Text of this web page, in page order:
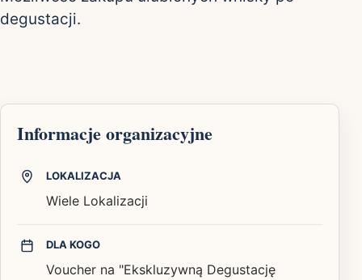
degustacji.
Informacje organizacyjne
LOKALIZACJA
Wiele Lokalizacji
DLA KOGO
Voucher na "Ekskluzywną Degustację